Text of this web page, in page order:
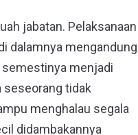
jabatan. Pelaksanaan
dalamnya mengandung
menjadi
seseorang tidak
menghalau segala
didambakannya